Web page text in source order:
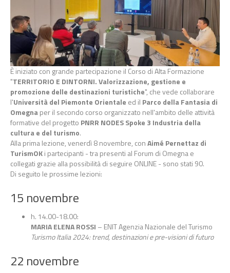
È iniziato con grande partecipazione il Corso di Alta Formazione
"TERRITORIO E DINTORNI. Valorizzazione, gestione e
promozione delle destinazioni turistiche", che vede collaborare
l'Università del Piemonte Orientale ed il Parco della Fantasia di
Omegnaper il secondo corso organizzato nell'ambito delle attività
formative del progetto PNRR NODES Spoke 3 Industria della
cultura e del turismo.
Alla prima lezione, venerdì 8 novembre, conAimé Pernettaz di
TurismOKi partecipanti - tra presenti al Forum di Omegna e
collegati grazie alla possibilità di seguire ONLINE - sono stati 90.
Di seguito le prossime lezioni:
15 novembre
h. 14.00-18.00:
MARIA ELENA ROSSI – ENIT Agenzia Nazionale del Turismo
Turismo Italia 2024: trend, destinazioni e pre-visioni di futuro
22 novembre